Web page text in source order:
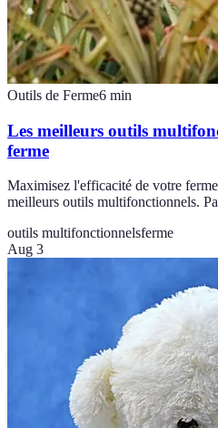
Outils de Ferme6 min
Les meilleurs outils
ferme
Maximisez l'efficacité de votre
meilleurs outils multifonctionnels.
outils multifonctionnelsferme
Aug 3